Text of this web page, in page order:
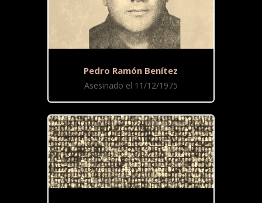
Pedro Ramón Benítez
Asesinado el 11/12/1975